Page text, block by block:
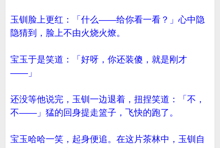
玉钏脸上更红：「什么——给你看一看？」心中隐
隐猜到，脸上不由火烧火燎。
宝玉于是笑道：「好呀，你还装傻，就是刚才
——」
还没等他说完，玉钏一边退着，扭捏笑道：「不，
不——」猛的回身提走篮子，飞快的跑了。
宝玉哈哈一笑，起身便追。在这片茶林中，玉钏自